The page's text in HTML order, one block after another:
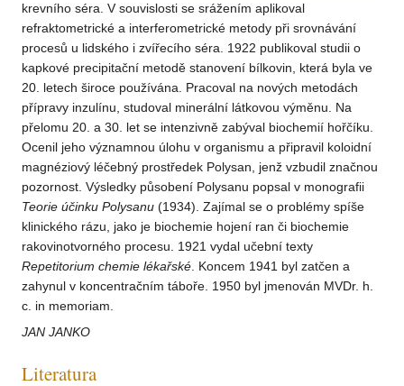
krevního séra. V souvislosti se srážením aplikoval
refraktometrické a interferometrické metody při srovnávání
procesů u lidského i zvířecího séra. 1922 publikoval studii o
kapkové precipitační metodě stanovení bílkovin, která byla ve
20. letech široce používána. Pracoval na nových metodách
přípravy inzulínu, studoval minerální látkovou výměnu. Na
přelomu 20. a 30. let se intenzivně zabýval biochemií hořčíku.
Ocenil jeho významnou úlohu v organismu a připravil koloidní
magnéziový léčebný prostředek Polysan, jenž vzbudil značnou
pozornost. Výsledky působení Polysanu popsal v monografii
Teorie účinku Polysanu (1934). Zajímal se o problémy spíše
klinického rázu, jako je biochemie hojení ran či biochemie
rakovinotvorného procesu. 1921 vydal učební texty
Repetitorium chemie lékařské . Koncem 1941 byl zatčen a
zahynul v koncentračním táboře. 1950 byl jmenován MVDr. h.
c. in memoriam.
JAN JANKO
Literatura